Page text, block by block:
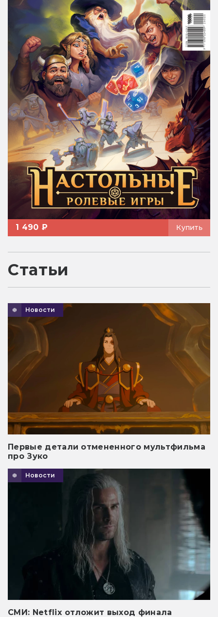
1 490 ₽ Купить
Статьи
Новости
Первые детали отмененного мультфильма
про Зуко
Новости
СМИ: Netflix отложит выход финала